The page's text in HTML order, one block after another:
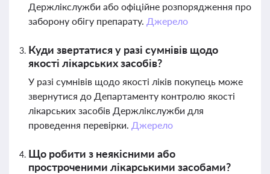
Держлікслужби або офіційне розпорядження про
заборону обігу препарату. Джерело
Куди звертатися у разі сумнівів щодо
якості лікарських засобів?
У разі сумнівів щодо якості ліків покупець може
звернутися до Департаменту контролю якості
лікарських засобів Держлікслужби для
проведення перевірки. Джерело
Що робити з неякісними або
простроченими лікарськими засобами?